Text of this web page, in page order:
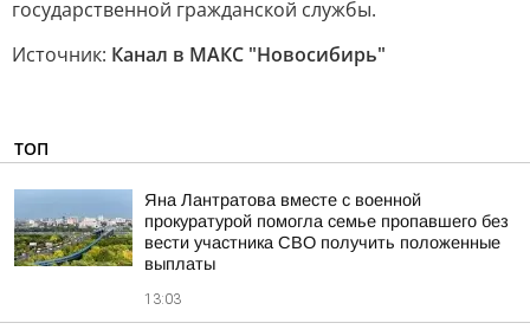
государственной гражданской службы.
Источник: Канал в МАКС "Новосибирь"
ТОП
Яна Лантратова вместе с военной
прокуратурой помогла семье пропавшего без
вести участника СВО получить положенные
выплаты
13:03